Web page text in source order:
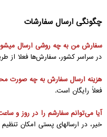
چگونگی ارسال سفارشات
سفارش من به چه روشی ارسال
در سراسر کشور، سفارش‌ها فعلا از
هزینه ارسال سفارش به چه صورت
فعلاً رایگان است.
آیا‌‌ می‌توانم سفارشم را در روز و
خیر، در ارسالهای پستی امکان